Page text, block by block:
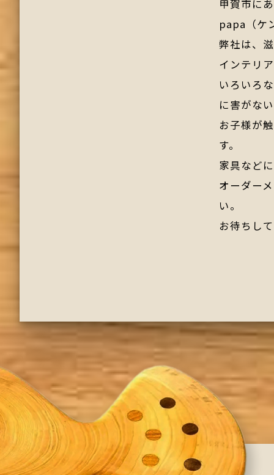
甲賀市に
papa（ケ
弊社は、
インテリ
いろいろ
に害がな
お子様が
す。
家具など
オーダー
い。
お待ちし